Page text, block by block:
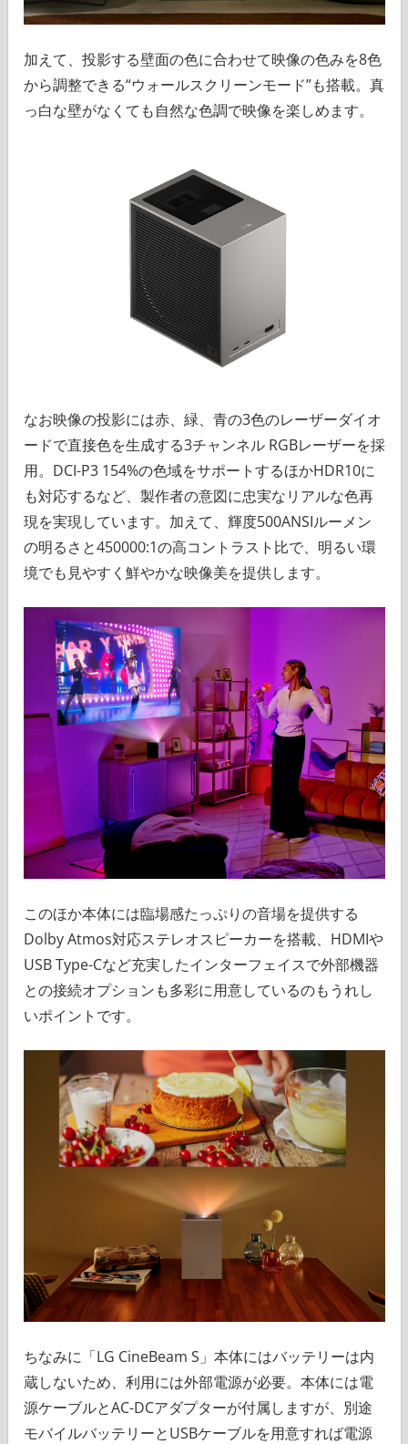
加えて、投影する壁面の色に合わせて映像の色みを8色
から調整できる“ウォールスクリーンモード”も搭載。真
っ白な壁がなくても自然な色調で映像を楽しめます。
なお映像の投影には赤、緑、青の3色のレーザーダイオ
ードで直接色を生成する3チャンネル RGBレーザーを採
用。DCI-P3 154%の色域をサポートするほかHDR10に
も対応するなど、製作者の意図に忠実なリアルな色再
現を実現しています。加えて、輝度500ANSIルーメン
の明るさと450000:1の高コントラスト比で、明るい環
境でも見やすく鮮やかな映像美を提供します。
このほか本体には臨場感たっぷりの音場を提供する
Dolby Atmos対応ステレオスピーカーを搭載、HDMIや
USB Type-Cなど充実したインターフェイスで外部機器
との接続オプションも多彩に用意しているのもうれし
いポイントです。
ちなみに「LG CineBeam S」本体にはバッテリーは内
蔵しないため、利用には外部電源が必要。本体には電
源ケーブルとAC-DCアダプターが付属しますが、別途
モバイルバッテリーとUSBケーブルを用意すれば電源